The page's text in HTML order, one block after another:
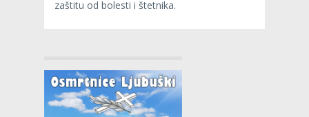
zaštitu od bolesti i štetnika.